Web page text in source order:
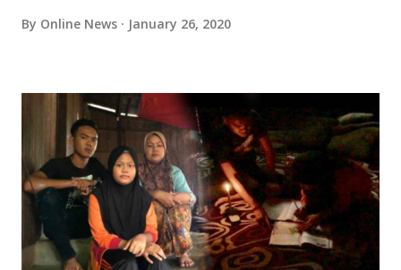
By Online News January 26, 2020